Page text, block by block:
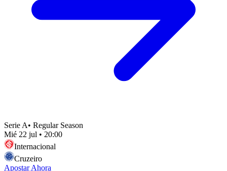
Serie A• Regular Season
Mié 22 jul • 20:00
Internacional
Cruzeiro
Apostar Ahora